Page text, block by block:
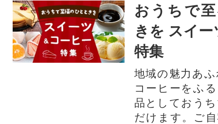
おうちで
きを スイ
特集
地域の魅力あ
コーヒーをふ
品としておう
だけます。ご